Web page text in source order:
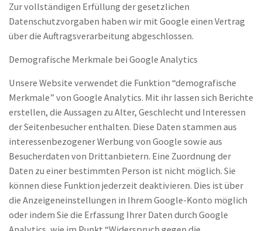
Zur vollständigen Erfüllung der gesetzlichen
Datenschutzvorgaben haben wir mit Google einen Vertrag
über die Auftragsverarbeitung abgeschlossen.
Demografische Merkmale bei Google Analytics
Unsere Website verwendet die Funktion “demografische
Merkmale” von Google Analytics. Mit ihr lassen sich Berichte
erstellen, die Aussagen zu Alter, Geschlecht und Interessen
der Seitenbesucher enthalten. Diese Daten stammen aus
interessenbezogener Werbung von Google sowie aus
Besucherdaten von Drittanbietern. Eine Zuordnung der
Daten zu einer bestimmten Person ist nicht möglich. Sie
können diese Funktion jederzeit deaktivieren. Dies ist über
die Anzeigeneinstellungen in Ihrem Google-Konto möglich
oder indem Sie die Erfassung Ihrer Daten durch Google